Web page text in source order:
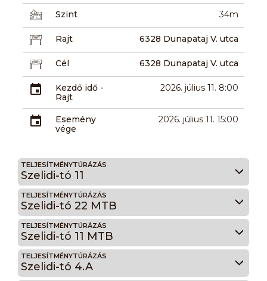
Szint 34m
Rajt 6328 Dunapataj V. utca
Cél 6328 Dunapataj V. utca
Kezdő idő -
Rajt
2026. július 11. 8:00
Esemény
vége
2026. július 11. 15:00
TELJESÍTMÉNYTÚRÁZÁS
Szelidi-tó 11
TELJESÍTMÉNYTÚRÁZÁS
Szelidi-tó 22 MTB
TELJESÍTMÉNYTÚRÁZÁS
Szelidi-tó 11 MTB
TELJESÍTMÉNYTÚRÁZÁS
Szelidi-tó 4.A